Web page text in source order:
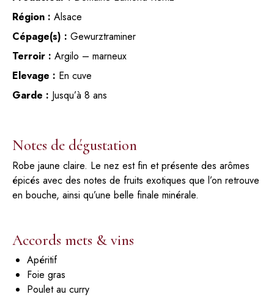
Région : Alsace
Cépage(s) : Gewurztraminer
Terroir : Argilo – marneux
Elevage : En cuve
Garde : Jusqu’à 8 ans
Notes de dégustation
Robe jaune claire. Le nez est fin et présente des arômes
épicés avec des notes de fruits exotiques que l’on retrouve
en bouche, ainsi qu’une belle finale minérale.
Accords mets & vins
Apéritif
Foie gras
Poulet au curry